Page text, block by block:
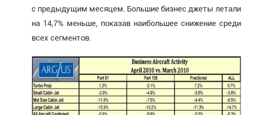
с предыдущим месяцем. Большие бизнес джеты летали
на 14,7% меньше, показав наибольшее снижение среди
всех сегментов.